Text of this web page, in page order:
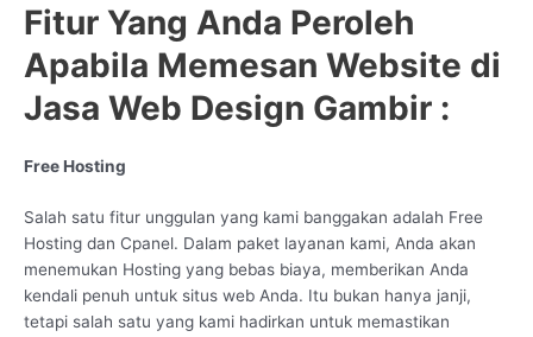
Fitur Yang Anda Peroleh
Apabila Memesan Website di
Jasa Web Design Gambir :
Free Hosting
Salah satu fitur unggulan yang kami banggakan adalah Free
Hosting dan Cpanel. Dalam paket layanan kami, Anda akan
menemukan Hosting yang bebas biaya, memberikan Anda
kendali penuh untuk situs web Anda. Itu bukan hanya janji,
tetapi salah satu yang kami hadirkan untuk memastikan